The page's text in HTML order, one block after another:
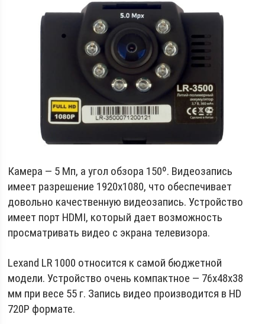
Камера — 5 Мп, а угол обзора 150º. Видеозапись
имеет разрешение 1920х1080, что обеспечивает
довольно качественную видеозапись. Устройство
имеет порт HDMI, который дает возможность
просматривать видео с экрана телевизора.
Lexand LR 1000 относится к самой бюджетной
модели. Устройство очень компактное — 76х48х38
мм при весе 55 г. Запись видео производится в HD
720P формате.